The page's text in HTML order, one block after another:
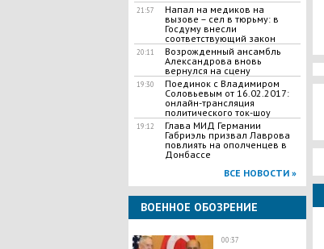
21:57
Напал на медиков на
вызове – сел в тюрьму: в
Госдуму внесли
соответствующий закон
20:11
Возрожденный ансамбль
Александрова вновь
вернулся на сцену
19:30
Поединок с Владимиром
Соловьевым от 16.02.2017:
онлайн-трансляция
политического ток-шоу
19:12
Глава МИД Германии
Габриэль призвал Лаврова
повлиять на ополченцев в
Донбассе
ВСЕ НОВОСТИ »
ВОЕННОЕ ОБОЗРЕНИЕ
00:37